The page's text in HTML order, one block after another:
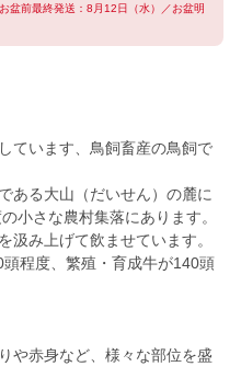
盆前最終発送：8月12日（水）／お盆明
ています、鳥飼畜産の鳥飼で
ある大山（だいせん）の麓に
小さな農村集落にあります。
汲み上げて飲ませています。
程度、繁殖・育成牛が140頭
や赤身など、様々な部位を盛